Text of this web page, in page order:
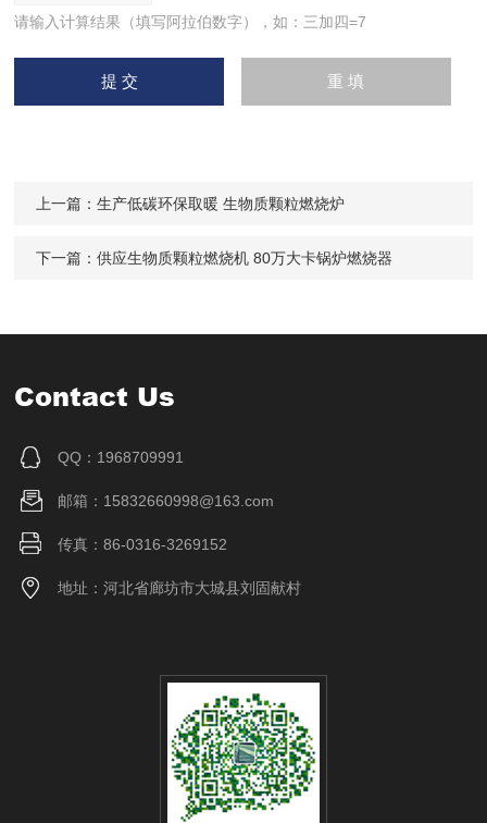
请输入计算结果（填写阿拉伯数字），如：三加四=7
上一篇：生产低碳环保取暖 生物质颗粒燃烧炉
下一篇：供应生物质颗粒燃烧机 80万大卡锅炉燃烧器
Contact Us
QQ：1968709991
邮箱：15832660998@163.com
传真：86-0316-3269152
地址：河北省廊坊市大城县刘固献村